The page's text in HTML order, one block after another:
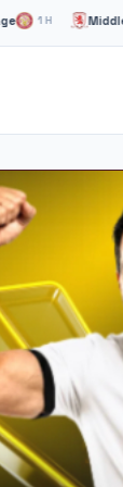
Middlesbrough